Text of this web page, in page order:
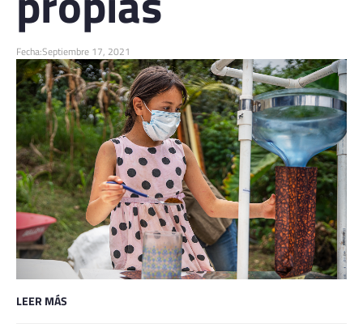
Fecha:Septiembre 17, 2021
LEER MÁS